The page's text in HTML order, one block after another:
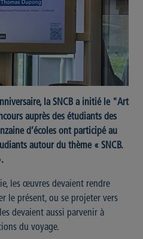
la SNCB a initié le "Art
auprès des étudiants des
d’écoles ont participé au
autour du thème « SNCB.
les œuvres devaient rendre
le présent, ou se projeter vers
devaient aussi parvenir à
du voyage.